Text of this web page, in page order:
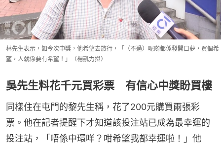
林先生表示，如今次中獎，他希望去旅行，「（不過）呢啲都係發開口夢，買個希
望，人就係要有希望！」（楊凱力攝）
吳先生料花千元買彩票 有信心中獎盼買樓
同樣住在屯門的黎先生稱，花了200元購買兩張彩
票。他在記者提醒下才知道該投注站已成為最幸運的
投注站，「唔係中環咩？咁希望我都幸運啦！」他